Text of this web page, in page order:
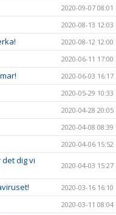
2020-09-07 08:01
2020-08-13 12:03
2020-08-12 12:00
2020-06-11 17:00
2020-06-03 16:17
2020-05-29 10:33
2020-04-28 20:05
2020-04-08 08:39
2020-04-06 15:52
det dig vi
2020-04-03 15:27
2020-03-16 16:10
2020-03-11 08:04